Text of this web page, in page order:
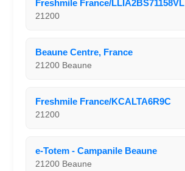
Freshmile France/LLIA2BS71158VL
21200
Beaune Centre, France
21200 Beaune
Freshmile France/KCALTA6R9C
21200
e-Totem - Campanile Beaune
21200 Beaune